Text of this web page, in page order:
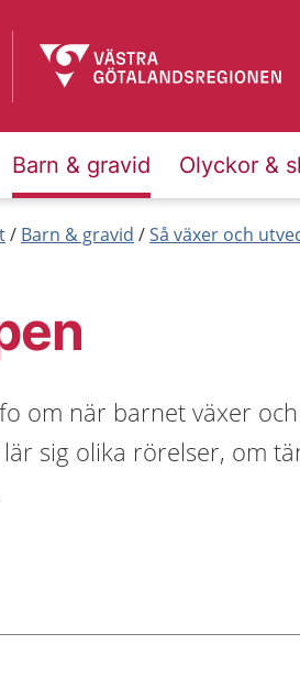
1177
Barn & gravid Olyckor &
Barn & gravid Så växer och
om när barnet växer
sig olika rörelser, om